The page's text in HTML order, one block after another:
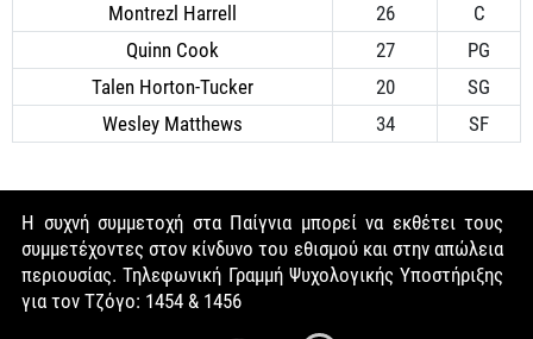
Montrezl Harrell
26
C
Quinn Cook
27
PG
Talen Horton-Tucker
20
SG
Wesley Matthews
34 SF
Η συχνή συμμετοχή στα Παίγνια μπορεί να εκθέτει τους
συμμετέχοντες στον κίνδυνο του εθισμού και στην απώλεια
περιουσίας. Τηλεφωνική Γραμμή Ψυχολογικής Υποστήριξης
για τον Τζόγο: 1454 & 1456